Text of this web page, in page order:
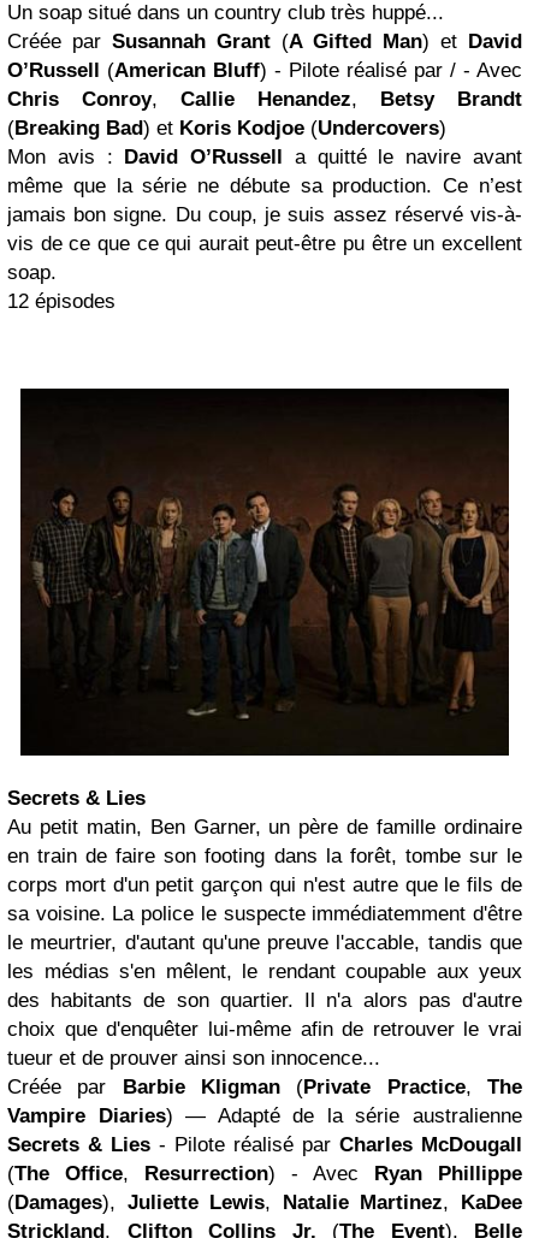
Un soap situé dans un country club très huppé...
Créée par Susannah Grant (A Gifted Man) et
David
O’Russell
(American Bluff) - Pilote réalisé par / - Avec
Chris Conroy, Callie Henandez,
Betsy Brandt
(Breaking Bad) et Koris Kodjoe (Undercovers)
Mon avis :
David O’Russell
a quitté le navire avant
même que la série ne débute sa production. Ce n’est
jamais bon signe. Du coup, je suis assez réservé vis-à-
vis de ce que ce qui aurait peut-être pu être un excellent
soap.
12 épisodes
Secrets & Lies
Au petit matin, Ben Garner, un père de famille ordinaire
en train de faire son footing dans la forêt, tombe sur le
corps mort d'un petit garçon qui n'est autre que le fils de
sa voisine. La police le suspecte immédiatemment d'être
le meurtrier, d'autant qu'une preuve l'accable, tandis que
les médias s'en mêlent, le rendant coupable aux yeux
des habitants de son quartier. Il n'a alors pas d'autre
choix que d'enquêter lui-même afin de retrouver le vrai
tueur et de prouver ainsi son innocence...
Créée par
BarbieKligman (Private Practice,The
Vampire Diaries) — Adapté de la série australienne
Secrets & Lies - Pilote réalisé par Charles McDougall
(The Office, Resurrection) - Avec
Ryan Phillippe
(Damages), Juliette Lewis, Natalie Martinez,
KaDee
Strickland , Clifton Collins Jr. (The Event),
Belle